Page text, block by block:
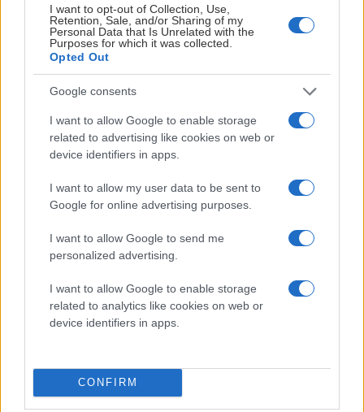
I want to opt-out of Collection, Use,
Retention, Sale, and/or Sharing of my
Personal Data that Is Unrelated with the
Purposes for which it was collected.
Opted Out
Google consents
I want to allow Google to enable storage
related to advertising like cookies on web or
device identifiers in apps.
I want to allow my user data to be sent to
Google for online advertising purposes.
I want to allow Google to send me
personalized advertising.
I want to allow Google to enable storage
related to analytics like cookies on web or
device identifiers in apps.
CONFIRM
Ulf Eneroth
Korgarna på plats, första golvet lagt och Stars
golvläggare påbörjar golv nummer 2. Några timmar
senare har de två golven (totalt 27 ton) lagts klart. Ett
rejält fyspass för Stars ideella krafter och en fin
ULF ENEROTH